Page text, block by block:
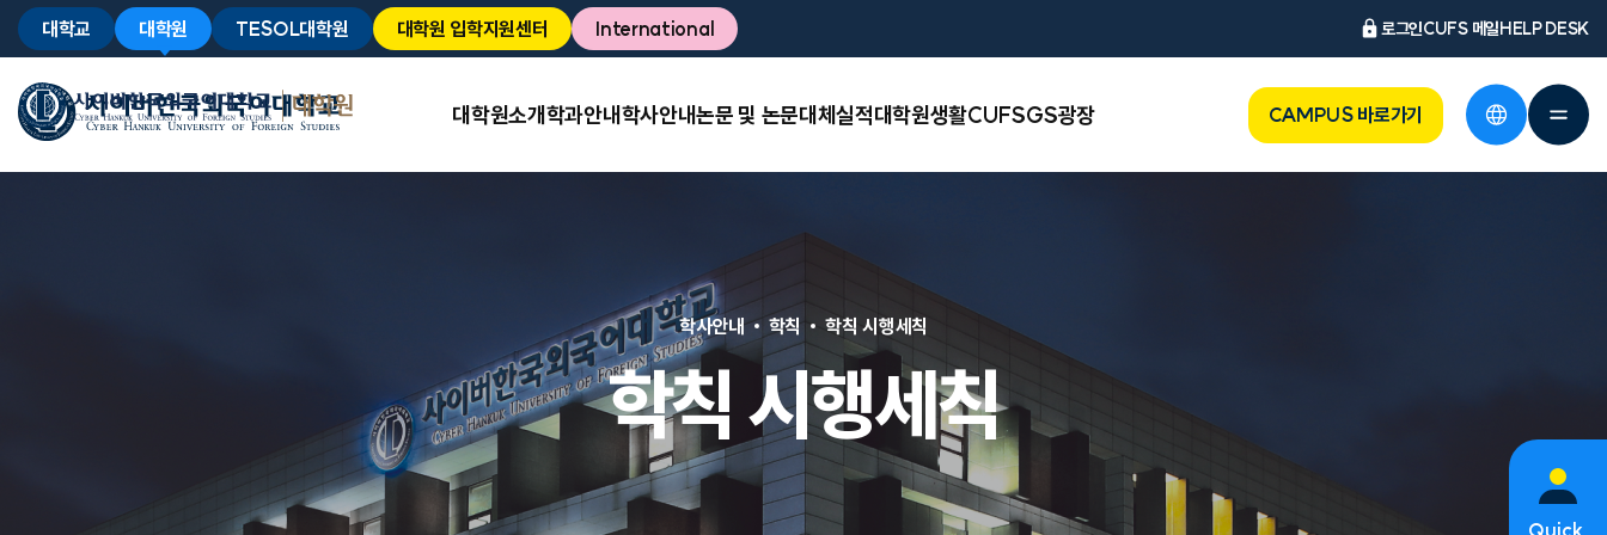
대학교 대학원 TESOL대학원 대학원 입학지원센터 International 로그인CUFS 메일HELP DESK
CAMPUS 바로가기
대학원소개학과안내학사안내논문 및 논문대체실적대학원생활CUFSGS광장
학칙 시행세칙
학사안내 학칙 학칙 시행세칙
Quick